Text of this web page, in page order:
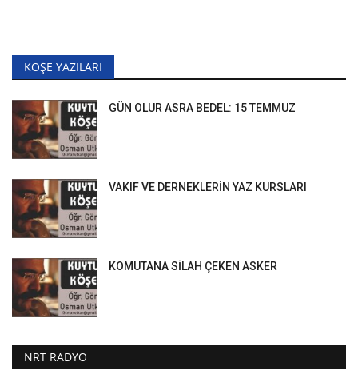
KÖŞE YAZILARI
GÜN OLUR ASRA BEDEL: 15 TEMMUZ
VAKIF VE DERNEKLERİN YAZ KURSLARI
KOMUTANA SİLAH ÇEKEN ASKER
NRT RADYO